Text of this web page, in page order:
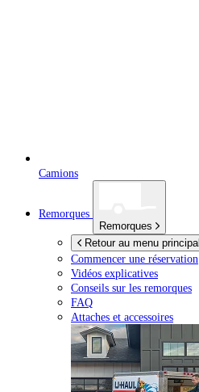
Camions
Remorques
Remorques
Retour au menu principal
Commencer une réservation
Vidéos explicatives
Conseils sur les remorques
FAQ
Attaches et accessoires